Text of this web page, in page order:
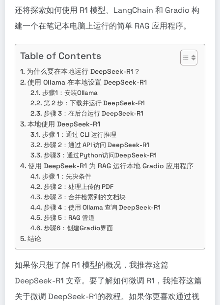
还将探索如何使用 R1 模型、LangChain 和 Gradio 构
建一个在笔记本电脑上运行的简单 RAG 应用程序。
Table of Contents
为什么要在本地运行 DeepSeek-R1？
使用 Ollama 在本地设置 DeepSeek-R1
步骤1：安装Ollama
第 2 步：下载并运行 DeepSeek-R1
步骤 3：在后台运行 DeepSeek-R1
本地使用 DeepSeek-R1
步骤 1：通过 CLI 运行推理
步骤 2：通过 API 访问 DeepSeek-R1
步骤3：通过Python访问DeepSeek-R1
使用 DeepSeek-R1 为 RAG 运行本地 Gradio 应用程序
步骤 1：先决条件
步骤 2：处理上传的 PDF
步骤 3：合并检索到的文档块
步骤 4：使用 Ollama 查询 DeepSeek-R1
步骤 5：RAG 管道
步骤6：创建Gradio界面
结论
如果你只想了解 R1 模型的概况，我推荐这篇
DeepSeek-R1 文章。要了解如何微调 R1，我推荐这篇
关于微调 DeepSeek-R1的教程。如果你更喜欢通过视